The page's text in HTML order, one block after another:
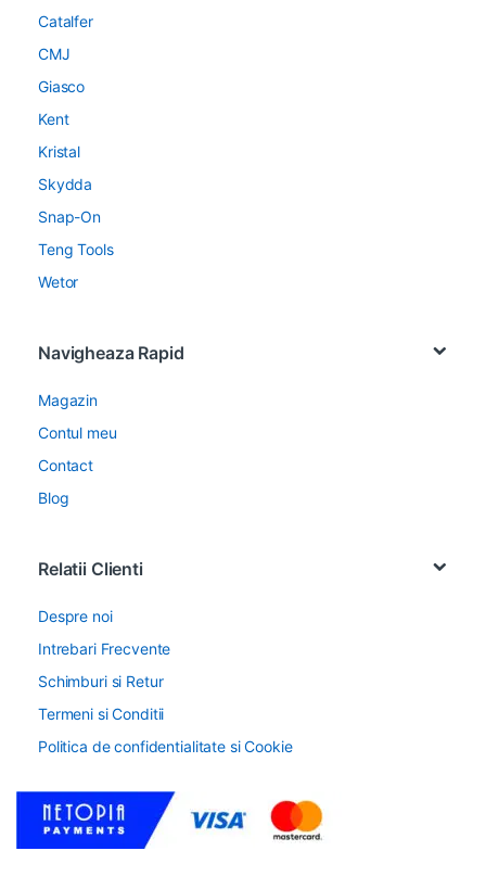
Catalfer
CMJ
Giasco
Kent
Kristal
Skydda
Snap-On
Teng Tools
Wetor
Navigheaza Rapid
Magazin
Contul meu
Contact
Blog
Relatii Clienti
Despre noi
Intrebari Frecvente
Schimburi si Retur
Termeni si Conditii
Politica de confidentialitate si Cookie